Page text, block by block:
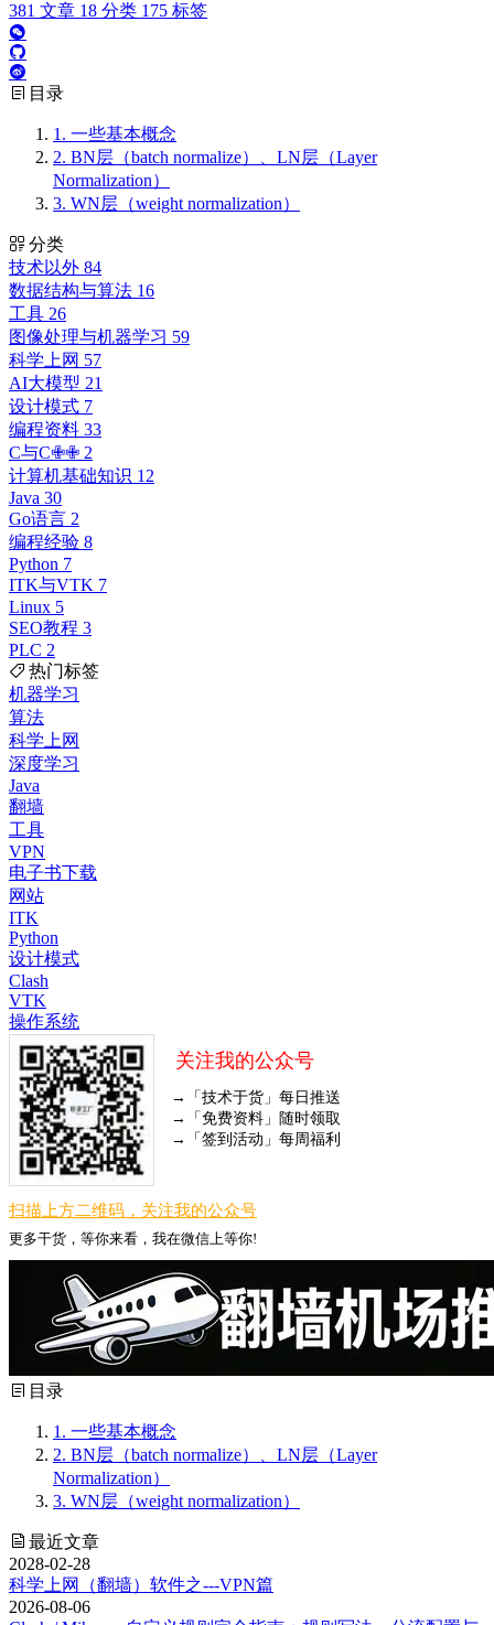
381 文章 18 分类 175 标签
目录
1. 一些基本概念
2. BN层（batch normalize）、LN层（Layer
Normalization）
3. WN层（weight normalization）
分类
技术以外 84
数据结构与算法 16
工具 26
图像处理与机器学习 59
科学上网 57
AI大模型 21
设计模式 7
编程资料 33
C与C✙✙ 2
计算机基础知识 12
Java 30
Go语言 2
编程经验 8
Python 7
ITK与VTK 7
Linux 5
SEO教程 3
PLC 2
热门标签
机器学习
算法
科学上网
深度学习
Java
翻墙
工具
VPN
电子书下载
网站
ITK
Python
设计模式
Clash
VTK
操作系统
关注我的公众号
→「技术于货」每日推送
→「免费资料」随时领取
→「签到活动」每周福利
扫描上方二维码，关注我的公众号
更多干货，等你来看，我在微信上等你!
目录
1. 一些基本概念
2. BN层（batch normalize）、LN层（Layer
Normalization）
3. WN层（weight normalization）
最近文章
2028-02-28
科学上网（翻墙）软件之---VPN篇
2026-08-06